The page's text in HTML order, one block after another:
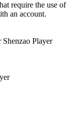
require the use of
an account.
Player